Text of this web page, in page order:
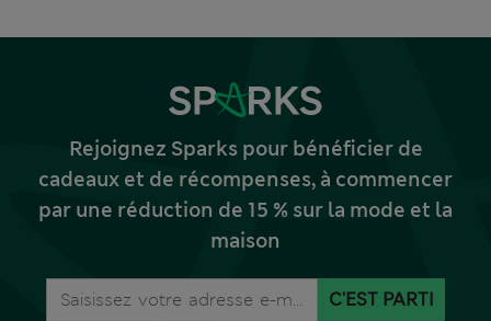
Rejoignez Sparks pour bénéficier de
cadeaux et de récompenses, à commencer
par une réduction de 15 % sur la mode et la
maison
C'EST PARTI